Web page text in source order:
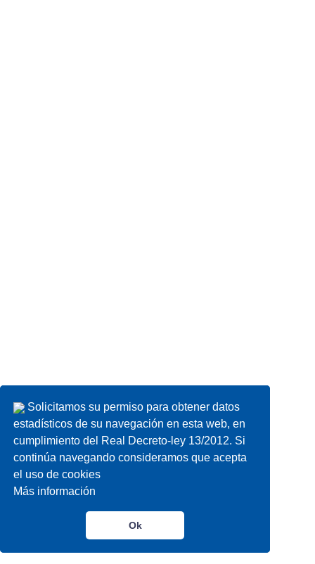
Solicitamos su permiso para obtener datos
estadísticos de su navegación en esta web, en
cumplimiento del Real Decreto-ley 13/2012. Si
continúa navegando consideramos que acepta
el uso de cookies
Más información
Ok
Solicitamos su permiso para obtener datos
estadísticos de su navegación en esta web, en
cumplimiento del Real Decreto-ley 13/2012. Si
continúa navegando consideramos que acepta
el uso de cookies
Más información
Ok